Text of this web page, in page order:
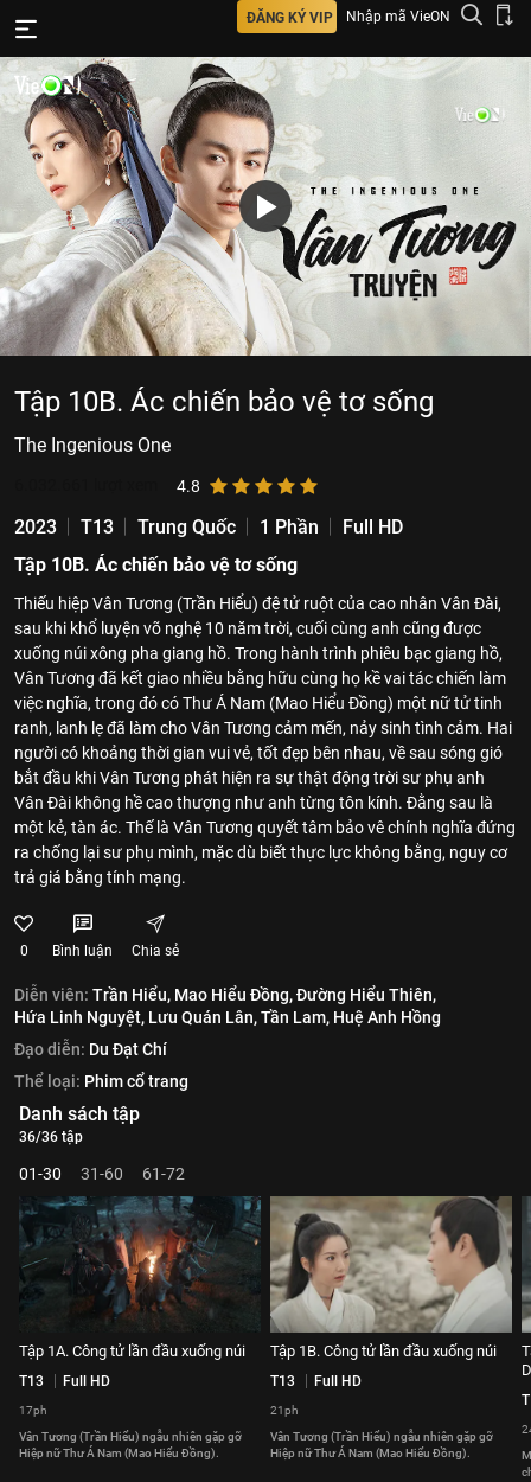
ĐĂNG KÝ VIP Nhập mã VieON
Tập 10B. Ác chiến bảo vệ tơ sống
The Ingenious One
4.8
2023 T13 Trung Quốc 1 Phần
Full HD
Tập 10B. Ác chiến bảo vệ tơ sống
Thiếu hiệp Vân Tương (Trần Hiểu) đệ tử ruột của cao nhân Vân Đài,
sau khi khổ luyện võ nghệ 10 năm trời, cuối cùng anh cũng được
xuống núi xông pha giang hồ. Trong hành trình phiêu bạc giang hồ,
Vân Tương đã kết giao nhiều bằng hữu cùng họ kề vai tác chiến làm
việc nghĩa, trong đó có Thư Á Nam (Mao Hiểu Đồng) một nữ tử tinh
ranh, lanh lẹ đã làm cho Vân Tương cảm mến, nảy sinh tình cảm. Hai
người có khoảng thời gian vui vẻ, tốt đẹp bên nhau, về sau sóng gió
bắt đầu khi Vân Tương phát hiện ra sự thật động trời sư phụ anh
Vân Đài không hề cao thượng như anh từng tôn kính. Đằng sau là
một kẻ, tàn ác. Thế là Vân Tương quyết tâm bảo vê chính nghĩa đứng
ra chống lại sư phụ mình, mặc dù biết thực lực không bằng, nguy cơ
trả giá bằng tính mạng.
0 Bình luận Chia sẻ
Diễn viên: Trần Hiểu, Mao Hiểu Đồng,Đường Hiểu Thiên,
Hứa Linh Nguyệt, Lưu Quán Lân,Tần Lam, Huệ Anh Hồng
Đạo diễn: Du Đạt Chí
Thể loại: Phim cổ trang
Danh sách tập
36/36 tập
01-30 31-60 61-72
Tập 1A. Công tử lần đầu xuống núi
T13 Full HD
17ph
Vân Tương (Trần Hiểu) ngẫu nhiên gặp gỡ
Hiệp nữ Thư Á Nam (Mao Hiểu Đồng).
Tập 1B. Công tử lần đầu xuống núi
T13 Full HD
21ph
Vân Tương (Trần Hiểu) ngẫu nhiên gặp gỡ
Hiệp nữ Thư Á Nam (Mao Hiểu Đồng).